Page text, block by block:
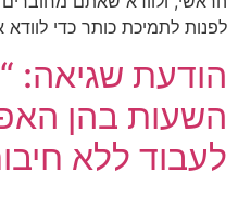
לפנות לתמיכת כותר כדי
הודעת שגיאה:
השעות בהן
לעבוד ללא